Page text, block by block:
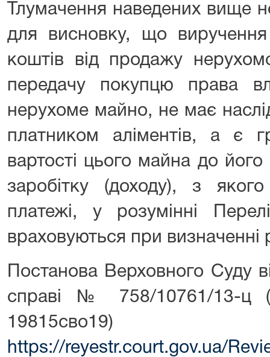
Тлумачення наведених вище
для висновку, що
коштів від продажу
передачу покупцю права
нерухоме майно, не має
платником аліментів, а є
вартості цього майна до
заробітку (доходу), з якого
платежі, у розумінні
враховуються при визначенні
Постанова Верховного Суду
справі № 758/10761/13-
https://reyestr.court.gov.ua/